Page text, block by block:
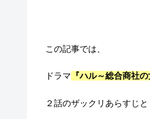
この記事では、
ドラマ 『ハル～総合商社の
２話のザックリあらすじと